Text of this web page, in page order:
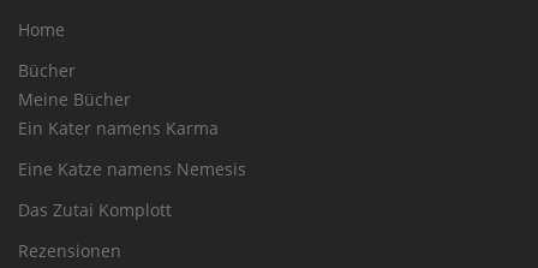
Home
Bücher
Meine Bücher
Ein Kater namens Karma
Eine Katze namens Nemesis
Das Zutai Komplott
Rezensionen